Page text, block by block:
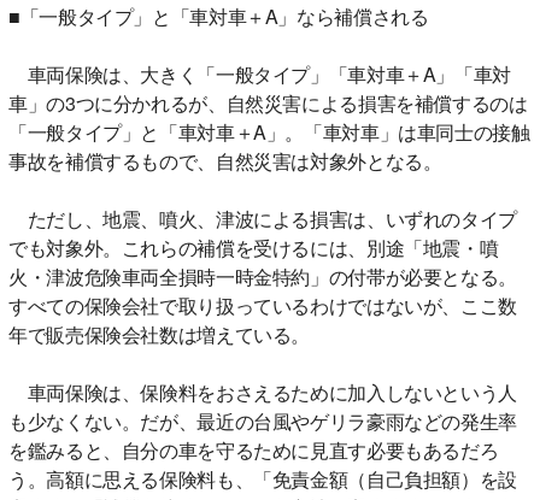
■「一般タイプ」と「車対車＋A」なら補償される
車両保険は、大きく「一般タイプ」「車対車＋A」「車対
車」の3つに分かれるが、自然災害による損害を補償するのは
「一般タイプ」と「車対車＋A」。「車対車」は車同士の接触
事故を補償するもので、自然災害は対象外となる。
ただし、地震、噴火、津波による損害は、いずれのタイプ
でも対象外。これらの補償を受けるには、別途「地震・噴
火・津波危険車両全損時一時金特約」の付帯が必要となる。
すべての保険会社で取り扱っているわけではないが、ここ数
年で販売保険会社数は増えている。
車両保険は、保険料をおさえるために加入しないという人
も少なくない。だが、最近の台風やゲリラ豪雨などの発生率
を鑑みると、自分の車を守るために見直す必要もあるだろ
う。高額に思える保険料も、「免責金額（自己負担額）を設